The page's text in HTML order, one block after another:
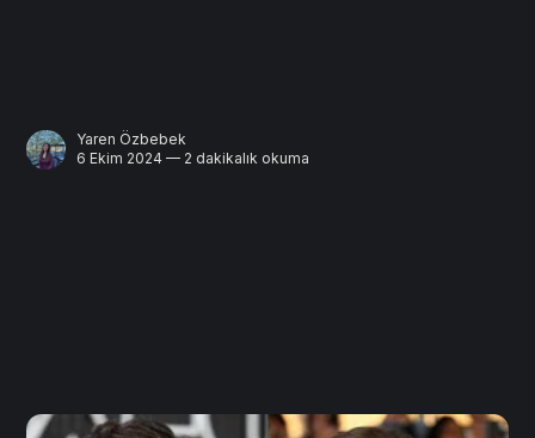
Yaren Özbebek
6 Ekim 2024 — 2 dakikalık okuma